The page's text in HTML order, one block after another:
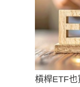
槓桿ETF